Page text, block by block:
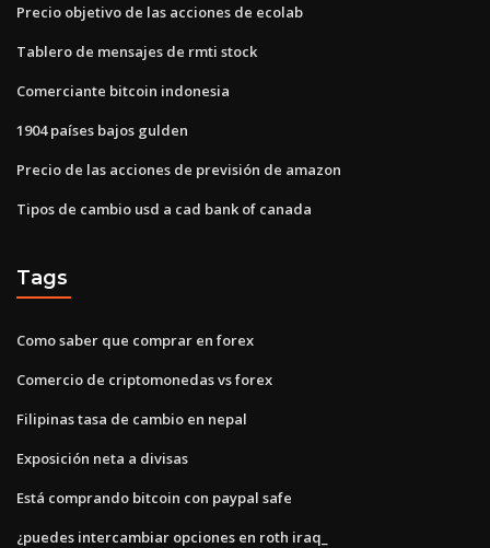
Precio objetivo de las acciones de ecolab
Tablero de mensajes de rmti stock
Comerciante bitcoin indonesia
1904 países bajos gulden
Precio de las acciones de previsión de amazon
Tipos de cambio usd a cad bank of canada
Tags
Como saber que comprar en forex
Comercio de criptomonedas vs forex
Filipinas tasa de cambio en nepal
Exposición neta a divisas
Está comprando bitcoin con paypal safe
¿puedes intercambiar opciones en roth iraq_